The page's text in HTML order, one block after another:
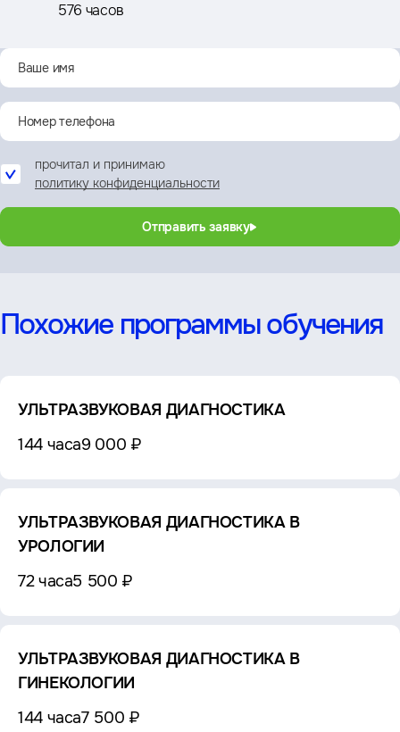
576 часов
прочитал и принимаю
политику конфиденциальности
Отправить заявку
Похожие программы обучения
УЛЬТРАЗВУКОВАЯ ДИАГНОСТИКА
144 часа9 000 ₽
УЛЬТРАЗВУКОВАЯ ДИАГНОСТИКА В
УРОЛОГИИ
72 часа5 500 ₽
УЛЬТРАЗВУКОВАЯ ДИАГНОСТИКА В
ГИНЕКОЛОГИИ
144 часа7 500 ₽